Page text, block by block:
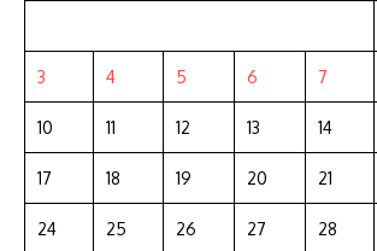
3 4 5 6 7
10 11 12 13 14
17 18 19 20 21
24 25 26 27 28